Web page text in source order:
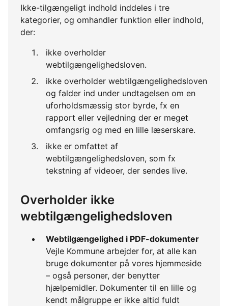
Ikke-tilgængeligt indhold inddeles i tre
kategorier, og omhandler funktion eller indhold,
der:
ikke overholder
webtilgængelighedsloven.
ikke overholder webtilgængelighedsloven
og falder ind under undtagelsen om en
uforholdsmæssig stor byrde, fx en
rapport eller vejledning der er meget
omfangsrig og med en lille læserskare.
ikke er omfattet af
webtilgængelighedsloven, som fx
tekstning af videoer, der sendes live.
Overholder ikke
webtilgængelighedsloven
Webtilgængelighed i PDF-dokumenter
Vejle Kommune arbejder for, at alle kan
bruge dokumenter på vores hjemmeside
– også personer, der benytter
hjælpemidler. Dokumenter til en lille og
kendt målgruppe er ikke altid fuldt